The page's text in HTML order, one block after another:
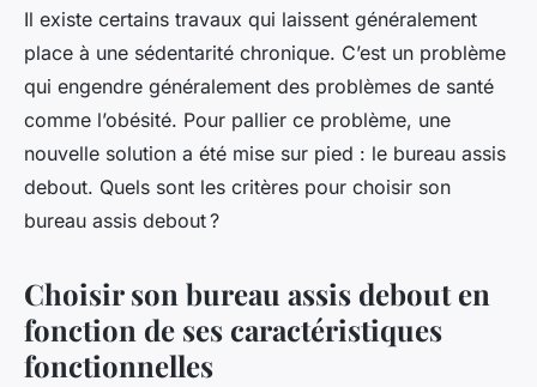
Comment choisir son meilleur
bureau assis debout ?
gabrielle •28 août 2023•2 min de lecture
Il existe certains travaux qui laissent généralement
place à une sédentarité chronique. C’est un problème
qui engendre généralement des problèmes de santé
comme l’obésité. Pour pallier ce problème, une
nouvelle solution a été mise sur pied : le bureau assis
debout. Quels sont les critères pour choisir son
bureau assis debout ?
Choisir son bureau assis debout en
fonction de ses caractéristiques
fonctionnelles